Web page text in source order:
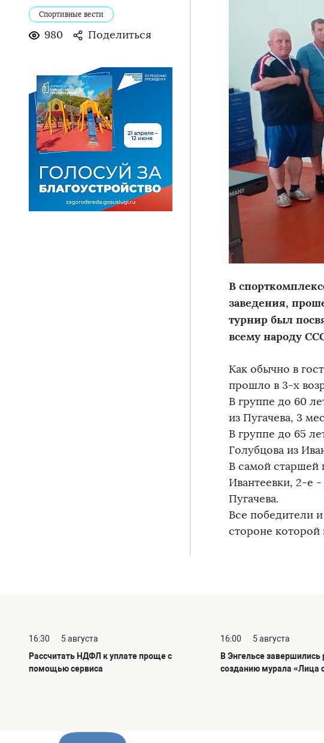
Спортивные вести
980 Поделиться
В
заведения,
турнир был
всему народу
Как обычно в
прошло в 3-х
В группе до 60
из Пугачева, 3
В группе до 65
Голубцова из
В самой старшей
Ивантеевки, 2-е
Пугачева.
Все победители
стороне которой
16:30
5 августа
Рассчитать НДФЛ к уплате проще с
помощью сервиса
16:00
5 августа
В Энгельсе завершились
созданию мурала «Лица